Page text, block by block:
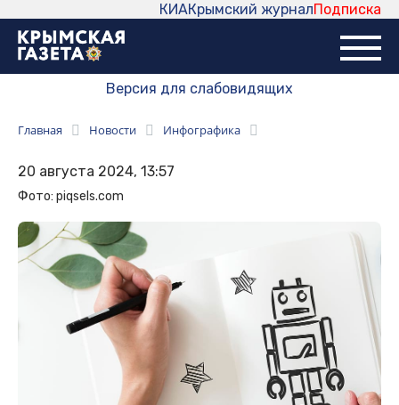
Подписка
Крымский журнал
КИА
Версия для слабовидящих
Главная Новости Инфографика
20 августа 2024, 13:57
Фото: piqsels.com